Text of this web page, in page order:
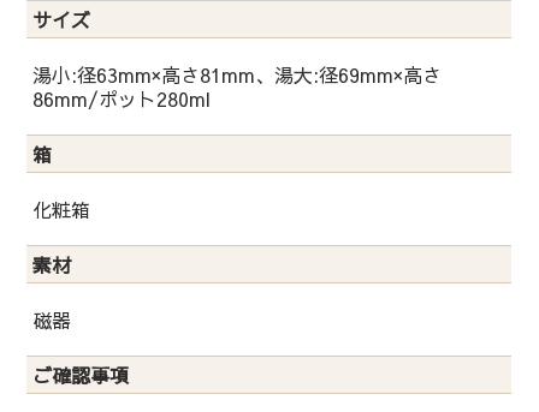
サイズ
湯小:径63mm×高さ81mm、湯大:径69mm×高さ
86mm/ポット280ml
箱
化粧箱
素材
磁器
ご確認事項